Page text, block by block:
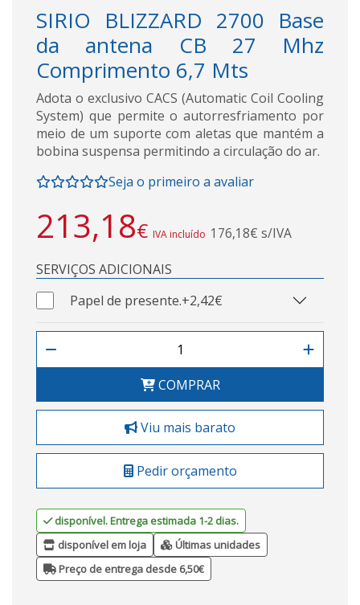
SIRIO BLIZZARD 2700 Base
da antena CB 27 Mhz
Comprimento 6,7 Mts
Adota o exclusivo CACS (Automatic Coil Cooling
System) que permite o autorresfriamento por
meio de um suporte com aletas que mantém a
bobina suspensa permitindo a circulação do ar.
Seja o primeiro a avaliar
213,18€ IVA incluído 176,18€ s/IVA
SERVIÇOS ADICIONAIS
Papel de presente.+2,42€
COMPRAR
Viu mais barato
Pedir orçamento
disponível. Entrega estimada 1-2 dias.
disponível em loja
Últimas unidades
Preço de entrega desde 6,50€